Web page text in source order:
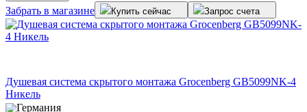
Забрать в магазине Купить сейчас Запрос счета
Душевая система скрытого монтажа Grocenberg GB5099NK-4
Никель
Германия